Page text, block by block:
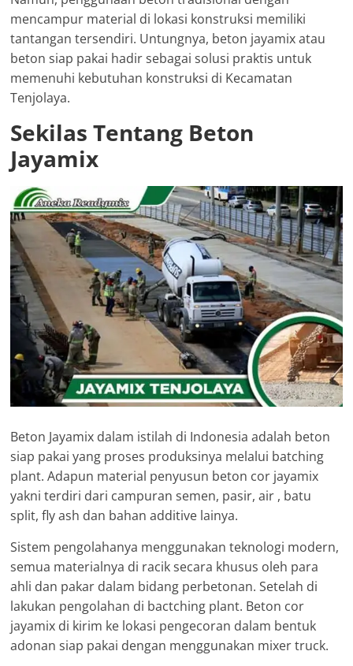
mencampur material di lokasi konstruksi memiliki
tantangan tersendiri. Untungnya, beton jayamix atau
beton siap pakai hadir sebagai solusi praktis untuk
memenuhi kebutuhan konstruksi di Kecamatan
Tenjolaya.
Sekilas Tentang Beton
Jayamix
Beton Jayamix dalam istilah di Indonesia adalah beton
siap pakai yang proses produksinya melalui batching
plant. Adapun material penyusun beton cor jayamix
yakni terdiri dari campuran semen, pasir, air , batu
split, fly ash dan bahan additive lainya.
Sistem pengolahanya menggunakan teknologi modern,
semua materialnya di racik secara khusus oleh para
ahli dan pakar dalam bidang perbetonan. Setelah di
lakukan pengolahan di bactching plant. Beton cor
jayamix di kirim ke lokasi pengecoran dalam bentuk
adonan siap pakai dengan menggunakan mixer truck.